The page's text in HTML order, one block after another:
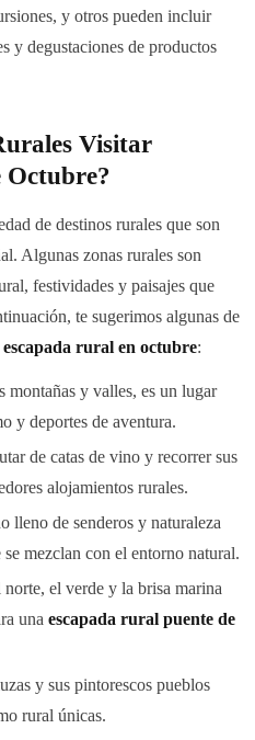
y otros pueden incluir
y degustaciones de productos
Visitar
Octubre?
de destinos rurales que son
Algunas zonas rurales son
festividades y paisajes que
te sugerimos algunas de
escapada rural en octubre:
montañas y valles, es un lugar
y deportes de aventura.
de catas de vino y recorrer sus
alojamientos rurales.
lleno de senderos y naturaleza
mezclan con el entorno natural.
norte, el verde y la brisa marina
una escapada rural puente de
y sus pintorescos pueblos
rural únicas.